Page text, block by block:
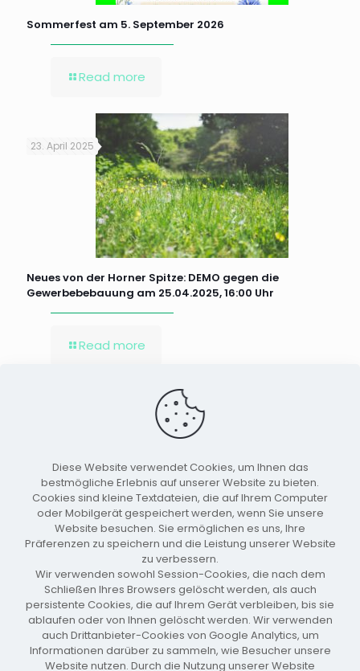
Sommerfest am 5. September 2026
Read more
23. April 2025
Neues von der Horner Spitze: DEMO gegen die
Gewerbebebauung am 25.04.2025, 16:00 Uhr
Read more
Jahreshauptversammlung 2025 🧤🧤🧤
Read more
Comments are closed.
Diese Website verwendet Cookies, um Ihnen das
bestmögliche Erlebnis auf unserer Website zu bieten.
Cookies sind kleine Textdateien, die auf Ihrem Computer
oder Mobilgerät gespeichert werden, wenn Sie unsere
Website besuchen. Sie ermöglichen es uns, Ihre
Präferenzen zu speichern und die Leistung unserer Website
zu verbessern.
Wir verwenden sowohl Session-Cookies, die nach dem
Schließen Ihres Browsers gelöscht werden, als auch
persistente Cookies, die auf Ihrem Gerät verbleiben, bis sie
ablaufen oder von Ihnen gelöscht werden. Wir verwenden
auch Drittanbieter-Cookies von Google Analytics, um
Informationen darüber zu sammeln, wie Besucher unsere
Website nutzen. Durch die Nutzung unserer Website